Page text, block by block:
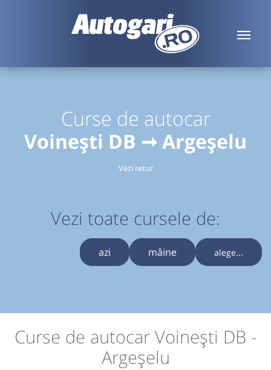
Curse de autocar
Voinești DB ➞ Argeșelu
Vezi retur
Vezi toate cursele de:
azi mâine alege...
Curse de autocar Voinești DB -
Argeșelu